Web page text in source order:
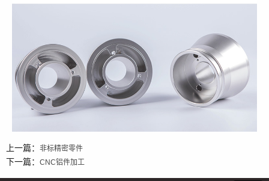
上一篇： 非标精密零件
下一篇： CNC铝件加工